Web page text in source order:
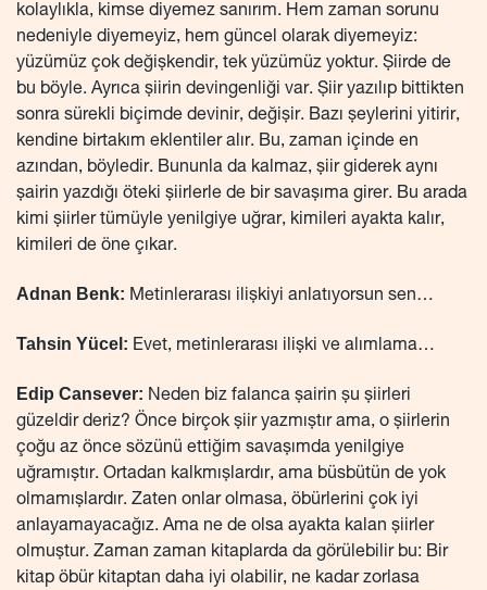
kolaylıkla, kimse diyemez sanırım. Hem zaman sorunu
nedeniyle diyemeyiz, hem güncel olarak diyemeyiz:
yüzümüz çok değişkendir, tek yüzümüz yoktur. Şiirde de
bu böyle. Ayrıca şiirin devingenliği var. Şiir yazılıp bittikten
sonra sürekli biçimde devinir, değişir. Bazı şeylerini yitirir,
kendine birtakım eklentiler alır. Bu, zaman içinde en
azından, böyledir. Bununla da kalmaz, şiir giderek aynı
şairin yazdığı öteki şiirlerle de bir savaşıma girer. Bu arada
kimi şiirler tümüyle yenilgiye uğrar, kimileri ayakta kalır,
kimileri de öne çıkar.
Adnan Benk: Metinlerarası ilişkiyi anlatıyorsun sen…
Tahsin Yücel: Evet, metinlerarası ilişki ve alımlama…
Edip Cansever: Neden biz falanca şairin şu şiirleri
güzeldir deriz? Önce birçok şiir yazmıştır ama, o şiirlerin
çoğu az önce sözünü ettiğim savaşımda yenilgiye
uğramıştır. Ortadan kalkmışlardır, ama büsbütün de yok
olmamışlardır. Zaten onlar olmasa, öbürlerini çok iyi
anlayamayacağız. Ama ne de olsa ayakta kalan şiirler
olmuştur. Zaman zaman kitaplarda da görülebilir bu: Bir
kitap öbür kitaptan daha iyi olabilir, ne kadar zorlasa